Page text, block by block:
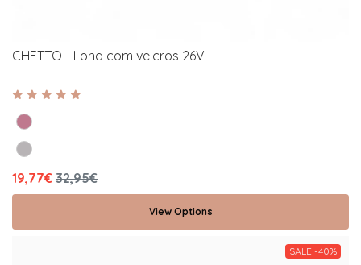
CHETTO - Lona com velcros 26V
19,77€ 32,95€
View Options
SALE -40%